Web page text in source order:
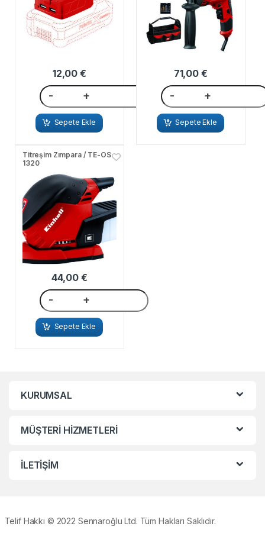
12,00€
- +
Sepete Ekle
71,00 €
- +
Sepete Ekle
Titreşim Zımpara / TE-OS
1320
44,00 €
- +
Sepete Ekle
KURUMSAL
MÜŞTERİ HİZMETLERİ
İLETİŞİM
Telif Hakkı © 2022 Sennaroğlu Ltd. Tüm Hakları Saklıdır.